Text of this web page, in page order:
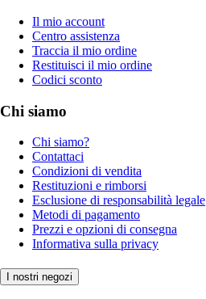
Il mio account
Centro assistenza
Traccia il mio ordine
Restituisci il mio ordine
Codici sconto
Chi siamo
Chi siamo?
Contattaci
Condizioni di vendita
Restituzioni e rimborsi
Esclusione di responsabilità legale
Metodi di pagamento
Prezzi e opzioni di consegna
Informativa sulla privacy
I nostri negozi